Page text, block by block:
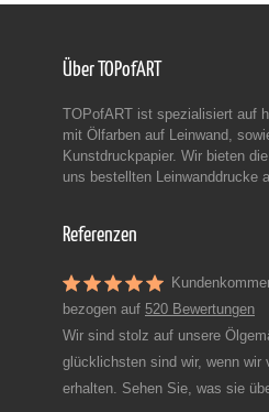
Über TOPofART
TOPofART ist spezialisiert auf
mit Ölfarben auf Leinwand,
Kunstdruckpapier. Wir bieten
uns bestellten Leinwanddrucke
Referenzen
bezogen auf 520 Bewertungen
Wir sind stolz auf unsere
glücklichsten sind wir, wenn wir
erhalten. Sehen Sie, was sie